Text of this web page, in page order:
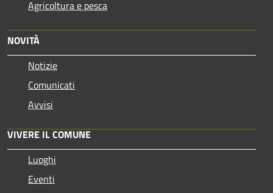
Agricoltura e pesca
NOVITÀ
Notizie
Comunicati
Avvisi
VIVERE IL COMUNE
Luoghi
Eventi